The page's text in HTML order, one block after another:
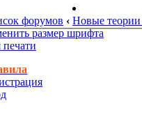
НАУКИ ПОИСК
форумов ‹ Новые теории
размер шрифта
печати